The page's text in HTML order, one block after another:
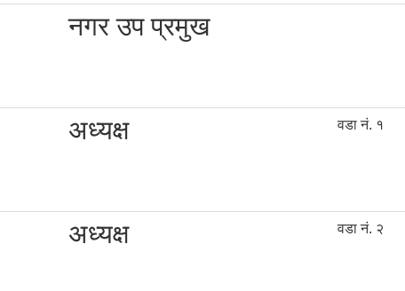
नगर उप प्रमुख
अध्यक्ष वडा नं. १
अध्यक्ष वडा नं. २